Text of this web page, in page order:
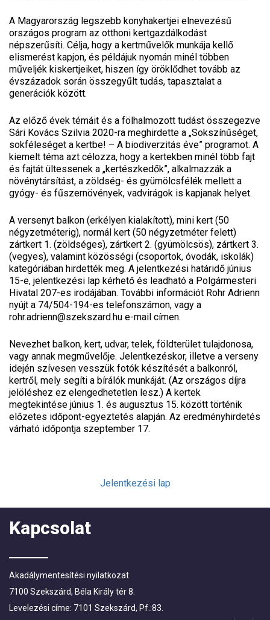
A Magyarország legszebb konyhakertjei elnevezésű
országos program az otthoni kertgazdálkodást
népszerűsíti. Célja, hogy a kertművelők munkája kellő
elismerést kapjon, és példájuk nyomán minél többen
műveljék kiskertjeiket, hiszen így öröklődhet tovább az
évszázadok során összegyűlt tudás, tapasztalat a
generációk között.
Az előző évek témáit és a fölhalmozott tudást összegezve
Sári Kovács Szilvia 2020-ra meghirdette a „Sokszínűséget,
sokféleséget a kertbe! – A biodiverzitás éve” programot. A
kiemelt téma azt célozza, hogy a kertekben minél több fajt
és fajtát ültessenek a „kertészkedők”, alkalmazzák a
növénytársítást, a zöldség- és gyümölcsfélék mellett a
gyógy- és fűszernövények, vadvirágok is kapjanak helyet.
A versenyt balkon (erkélyen kialakított), mini kert (50
négyzetméterig), normál kert (50 négyzetméter felett)
zártkert 1. (zöldséges), zártkert 2. (gyümölcsös), zártkert 3.
(vegyes), valamint közösségi (csoportok, óvodák, iskolák)
kategóriában hirdették meg. A jelentkezési határidő június
15-e, jelentkezési lap kérhető és leadható a Polgármesteri
Hivatal 207-es irodájában. További információt Rohr Adrienn
nyújt a 74/504-194-es telefonszámon, vagy a
rohr.adrienn@szekszard.hu e-mail címen.
Nevezhet balkon, kert, udvar, telek, földterület tulajdonosa,
vagy annak megművelője. Jelentkezéskor, illetve a verseny
idején szívesen vesszük fotók készítését a balkonról,
kertről, mely segíti a bírálók munkáját. (Az országos díjra
jelöléshez ez elengedhetetlen lesz.) A kertek
megtekintése június 1. és augusztus 15. között történik
előzetes időpont-egyeztetés alapján. Az eredményhirdetés
várható időpontja szeptember 17.
Jelentkezési lap
Kapcsolat
Akadálymentesítési nyilatkozat
7100 Szekszárd, Béla Király tér 8.
Levelezési címe: 7101 Szekszárd, Pf.:83.